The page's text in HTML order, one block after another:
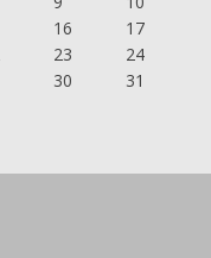
16
17
23
24
30
31